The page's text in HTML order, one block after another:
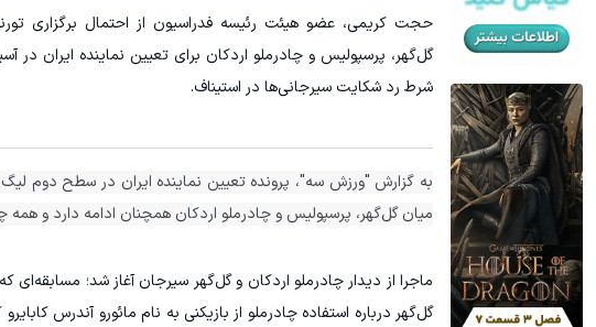
حجت کریمی، عضو هیئت رئیسه فدراسیون از احتمال برگزاری
گل‌گهر، پرسپولیس و چادرملو اردکان برای تعیین نماینده ایران در
شرط رد شکایت سیرجانی‌ها در استیناف.
به گزارش "ورزش سه"، پرونده تعیین نماینده ایران در سطح دوم
میان گل‌گهر، پرسپولیس و چادرملو اردکان همچنان ادامه دارد و
ماجرا از دیدار چادرملو اردکان و گل‌گهر سیرجان آغاز شد؛
گل‌گهر درباره استفاده چادرملو از بازیکنی به نام مائورو آندرس
ثبت نام